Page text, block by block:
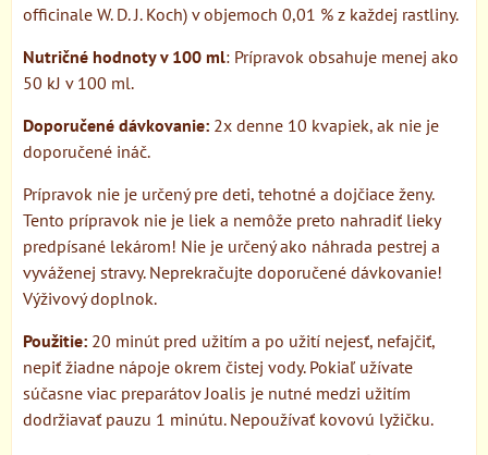
officinale W. D. J. Koch) v objemoch 0,01 % z každej rastliny.
Nutričné hodnoty v 100 ml: Prípravok obsahuje menej ako
50 kJ v 100 ml.
Doporučené dávkovanie: 2x denne 10 kvapiek, ak nie je
doporučené ináč.
Prípravok nie je určený pre deti, tehotné a dojčiace ženy.
Tento prípravok nie je liek a nemôže preto nahradiť lieky
predpísané lekárom! Nie je určený ako náhrada pestrej a
vyváženej stravy. Neprekračujte doporučené dávkovanie!
Výživový doplnok.
Použitie: 20 minút pred užitím a po užití nejesť, nefajčiť,
nepiť žiadne nápoje okrem čistej vody. Pokiaľ užívate
súčasne viac preparátov Joalis je nutné medzi užitím
dodržiavať pauzu 1 minútu. Nepoužívať kovovú lyžičku.